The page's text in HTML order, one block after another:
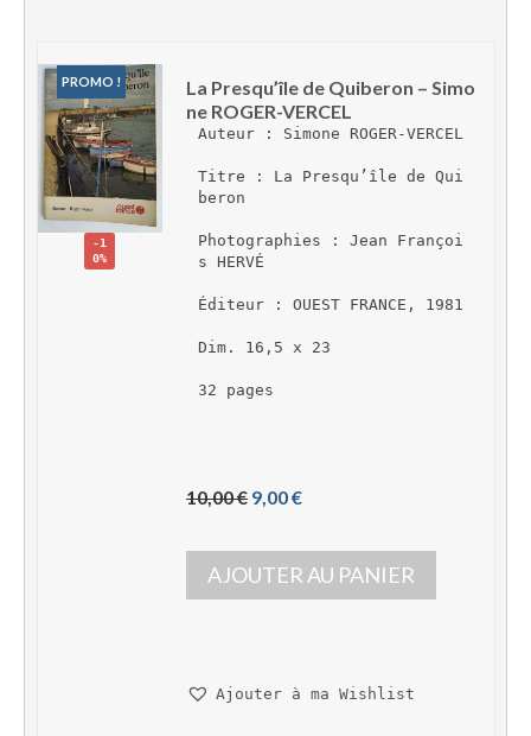
PROMO !
-1
0%
La Presqu’île de Quiberon – Simo
ne ROGER-VERCEL
Auteur : Simone ROGER-VERCEL
Titre : La Presqu’île de Qui
beron
Photographies : Jean Françoi
s HERVÉ
Éditeur : OUEST FRANCE, 1981
Dim. 16,5 x 23
32 pages
10,00 € L
p
r
i
i
9,00 €L
p
r
i
AJOUTER AU PANIER
Ajouter à ma Wishlist